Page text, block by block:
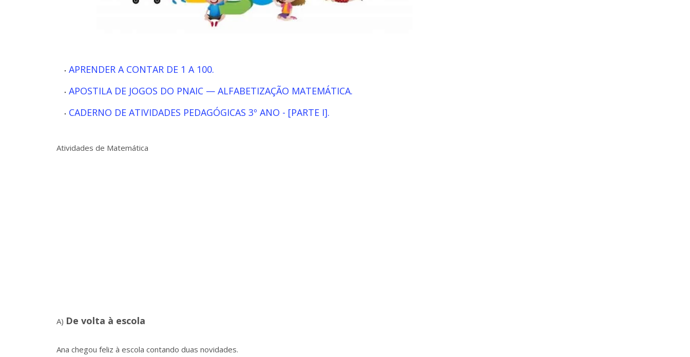
APRENDER A CONTAR DE 1 A 100.
APOSTILA DE JOGOS DO PNAIC — ALFABETIZAÇÃO MATEMÁTICA.
CADERNO DE ATIVIDADES PEDAGÓGICAS 3º ANO - [PARTE I].
Atividades de Matemática
A) De volta à escola
Ana chegou feliz à escola contando duas novidades.